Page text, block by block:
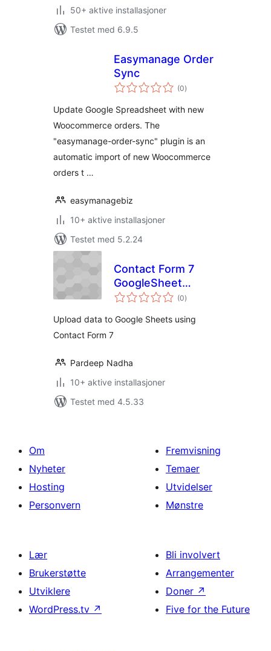
50+ aktive installasjoner
Testet med 6.9.5
Easymanage Order
Sync
(0totale
vurderinger
)
Update Google Spreadsheet with new
Woocommerce orders. The
"easymanage-order-sync" plugin is an
automatic import of new Woocommerce
orders t …
easymanagebiz
10+ aktive installasjoner
Testet med 5.2.24
Contact Form 7
GoogleSheet
Extension
(0totale
vurderinger
)
Upload data to Google Sheets using
Contact Form 7
Pardeep Nadha
10+ aktive installasjoner
Testet med 4.5.33
Om
Nyheter
Hosting
Personvern
Fremvisning
Temaer
Utvidelser
Mønstre
Lær
Brukerstøtte
Utviklere
WordPress.tv ↗
Bli involvert
Arrangementer
Doner ↗
Five for the Future